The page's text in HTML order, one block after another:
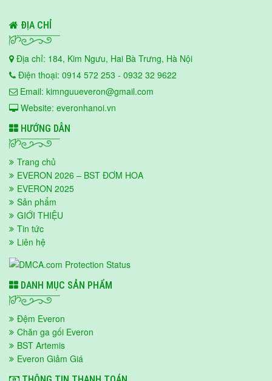
ĐỊA CHỈ
Địa chỉ: 184, Kim Ngưu, Hai Bà Trưng, Hà Nội
Điện thoại: 0914 572 253 - 0932 32 9622
Email: kimnguueveron@gmail.com
Website: everonhanoi.vn
HƯỚNG DẪN
Trang chủ
EVERON 2026 – BST ĐƠM HOA
EVERON 2025
Sản phẩm
GIỚI THIỆU
Tin tức
Liên hệ
DANH MỤC SẢN PHẨM
Đệm Everon
Chăn ga gối Everon
BST Artemis
Everon Giảm Giá